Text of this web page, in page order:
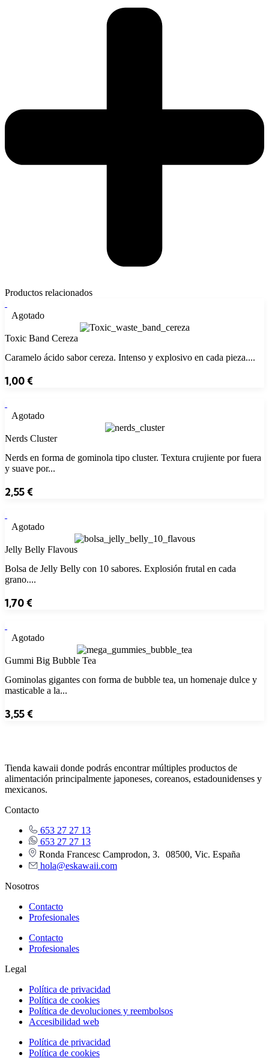
Productos relacionados
Agotado
Toxic Band Cereza
Caramelo ácido sabor cereza. Intenso y explosivo en cada pieza....
1,00€
Agotado
Nerds Cluster
Nerds en forma de gominola tipo cluster. Textura crujiente por fuera
y suave por...
2,55€
Agotado
Jelly Belly Flavous
Bolsa de Jelly Belly con 10 sabores. Explosión frutal en cada
grano....
1,70€
Agotado
Gummi Big Bubble Tea
Gominolas gigantes con forma de bubble tea, un homenaje dulce y
masticable a la...
3,55€
Tienda kawaii donde podrás encontrar múltiples productos de
alimentación principalmente japoneses, coreanos, estadounidenses y
mexicanos.
Contacto
653 27 27 13
653 27 27 13
Ronda Francesc Camprodon, 3. 08500, Vic. España
hola@eskawaii.com
Nosotros
Contacto
Profesionales
Contacto
Profesionales
Legal
Política de privacidad
Política de cookies
Política de devoluciones y reembolsos
Accesibilidad web
Política de privacidad
Política de cookies